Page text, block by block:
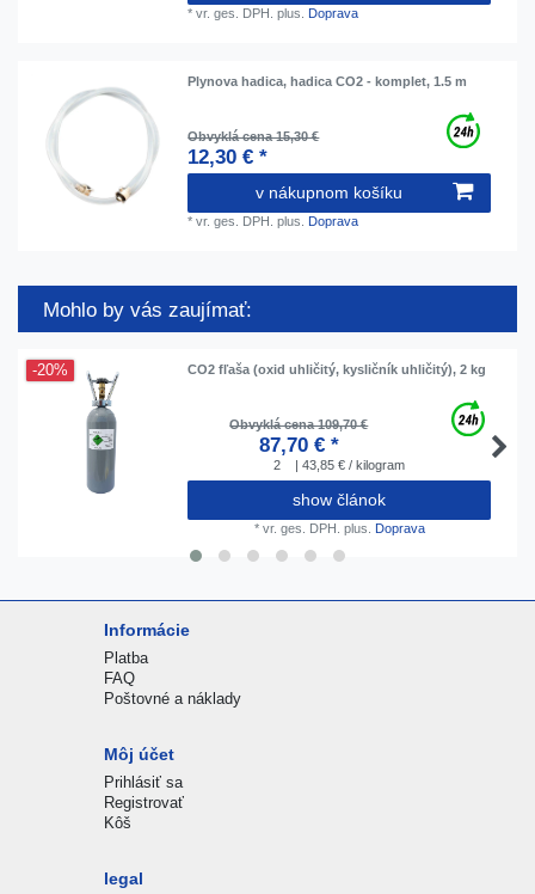
*vr. ges. DPH. plus. Doprava
Plynova hadica, hadica CO2 - komplet, 1.5 m
Obvyklá cena 15,30 €
12,30 € *
v nákupnom košíku
*vr. ges. DPH. plus. Doprava
Mohlo by vás zaujímať:
-20% CO2 fľaša (oxid uhličitý, kysličník uhličitý), 2 kg
Obvyklá cena 109,70 €
87,70 € *
2 | 43,85 € / kilogram
show článok
* vr. ges. DPH. plus. Doprava
Informácie
Platba
FAQ
Poštovné a náklady
Môj účet
Prihlásiť sa
Registrovať
Kôš
legal